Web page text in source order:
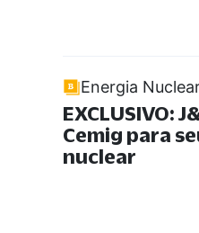
Energia
EXCLUSIVO:
Cemig para
nuclear